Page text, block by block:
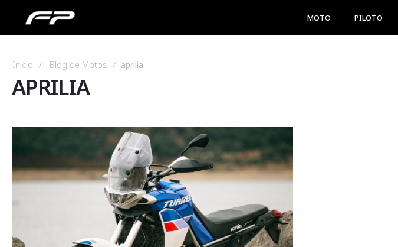
MOTO PILOTO
Inicio Blog de Motos aprilia
APRILIA